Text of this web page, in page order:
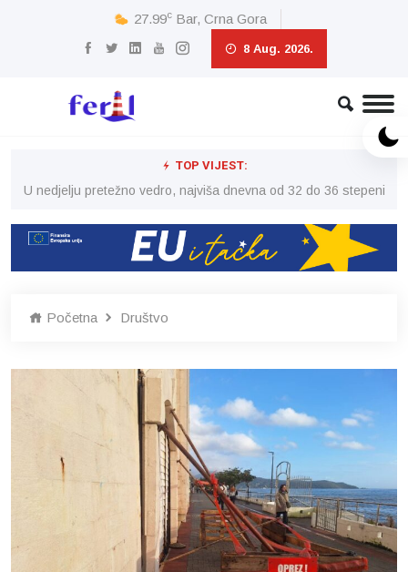
27.99c Bar, Crna Gora
8 Aug. 2026.
TOP VIJEST:
U nedjelju pretežno vedro, najviša dnevna od 32 do 36 stepeni
Početna Društvo